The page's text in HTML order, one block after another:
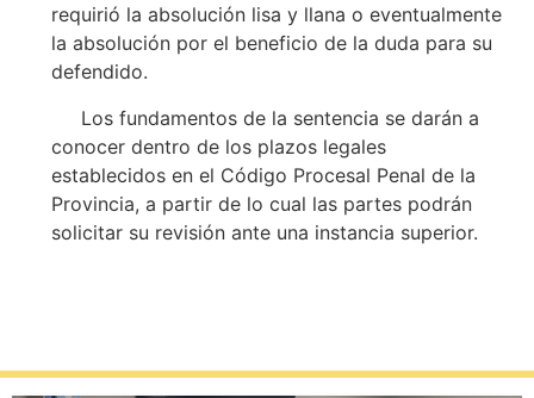
requirió la absolución lisa y llana o eventualmente
la absolución por el beneficio de la duda para su
defendido.
Los fundamentos de la sentencia se darán a
conocer dentro de los plazos legales
establecidos en el Código Procesal Penal de la
Provincia, a partir de lo cual las partes podrán
solicitar su revisión ante una instancia superior.